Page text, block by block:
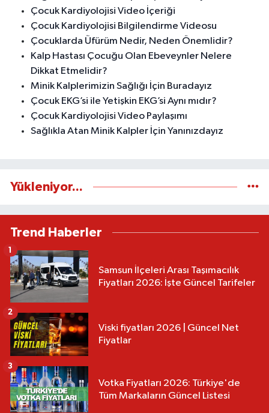
Çocuk Kardiyolojisi Video İçeriği
Çocuk Kardiyolojisi Bilgilendirme Videosu
Çocuklarda Üfürüm Nedir, Neden Önemlidir?
Kalp Hastası Çocuğu Olan Ebeveynler Nelere
Dikkat Etmelidir?
Minik Kalplerimizin Sağlığı İçin Buradayız
Çocuk EKG’si ile Yetişkin EKG’si Aynı mıdır?
Çocuk Kardiyolojisi Video Paylaşımı
Sağlıkla Atan Minik Kalpler İçin Yanınızdayız
Yükleniyor...
Trend Haberler
Samsun İlçeleri Arası Taşımacılık
Fiyatları 2026: İşte Güncel Tarifeler
1
Viski fiyatları 2026 | Güncel Net
Fiyatlar
2
Votka Fiyatları 2026: Türkiye'de
Tüm Markaların Güncel Listesi
3